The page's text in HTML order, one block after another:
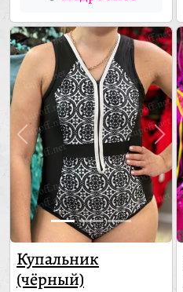
Купальник
(чёрный)